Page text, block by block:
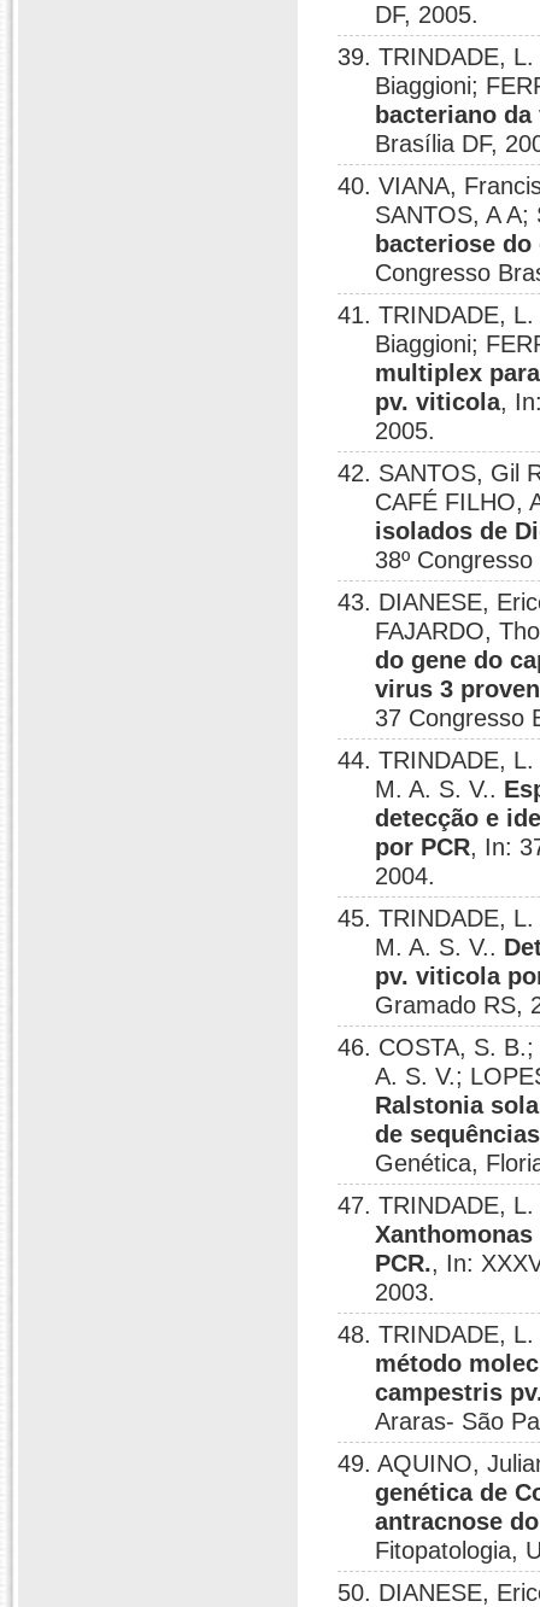
DF, 2005.
39. TRINDADE,
Biaggioni;
bacteriano
Brasília DF,
40. VIANA,
SANTOS, A
bacteriose
Congresso
41. TRINDADE,
Biaggioni;
multiplex
pv. viticola,
2005.
42. SANTOS, Gil
CAFÉ FILHO,
isolados de
38º
43. DIANESE,
FAJARDO,
do gene do
virus 3
37 Congresso
44. TRINDADE,
M. A. S. V..
detecção e
por PCR, In:
2004.
45. TRINDADE,
M. A. S. V..
pv. viticola
Gramado RS,
46. COSTA, S.
A. S. V.;
Ralstonia
de
Genética,
47. TRINDADE,
PCR., In:
2003.
48. TRINDADE,
método
campestris
Araras- São
49. AQUINO,
genética de
antracnose
Fitopatologia,
50. DIANESE,